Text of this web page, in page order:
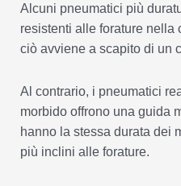
Alcuni pneumatici più
resistenti alle forature nella
ciò avviene a scapito di un
Al contrario, i pneumatici
morbido offrono una guida
hanno la stessa durata dei
più inclini alle forature.